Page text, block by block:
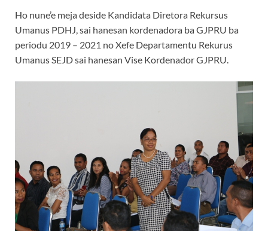
Ho nune’e meja deside Kandidata Diretora Rekursus
Umanus PDHJ, sai hanesan kordenadora ba GJPRU ba
periodu 2019 – 2021 no Xefe Departamentu Rekurus
Umanus SEJD sai hanesan Vise Kordenador GJPRU.